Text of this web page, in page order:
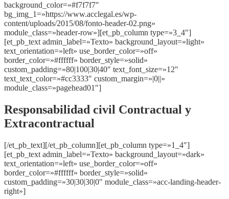
background_color=»#f7f7f7″
bg_img_1=»https://www.acclegal.es/wp-
content/uploads/2015/08/fonto-header-02.png»
module_class=»header-row»][et_pb_column type=»3_4″]
[et_pb_text admin_label=»Texto» background_layout=»light»
text_orientation=»left» use_border_color=»off»
border_color=»#ffffff» border_style=»solid»
custom_padding=»80|100|30|40″ text_font_size=»12″
text_text_color=»#cc3333″ custom_margin=»|0||»
module_class=»pagehead01″]
Responsabilidad civil Contractual y
Extracontractual
[/et_pb_text][/et_pb_column][et_pb_column type=»1_4″]
[et_pb_text admin_label=»Texto» background_layout=»dark»
text_orientation=»left» use_border_color=»off»
border_color=»#ffffff» border_style=»solid»
custom_padding=»30|30|30|0″ module_class=»acc-landing-header-
right»]